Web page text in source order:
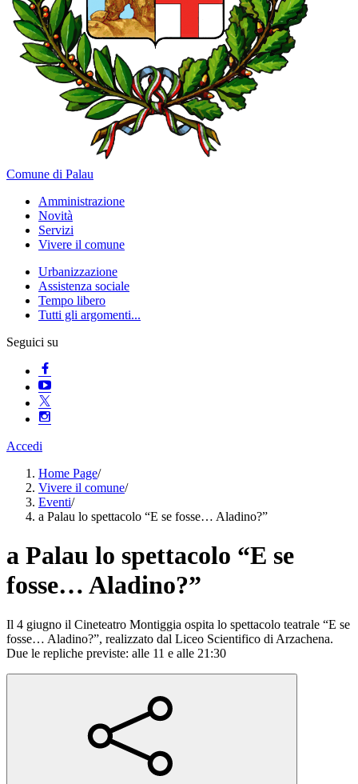
Comune di Palau
Amministrazione
Novità
Servizi
Vivere il comune
Urbanizzazione
Assistenza sociale
Tempo libero
Tutti gli argomenti...
Seguici su
Accedi
Home Page/
Vivere il comune/
Eventi/
a Palau lo spettacolo “E se fosse… Aladino?”
a Palau lo spettacolo “E se
fosse… Aladino?”
Il 4 giugno il Cineteatro Montiggia ospita lo spettacolo teatrale “E se
fosse… Aladino?”, realizzato dal Liceo Scientifico di Arzachena.
Due le repliche previste: alle 11 e alle 21:30